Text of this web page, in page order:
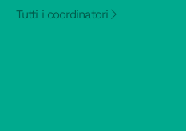
Tutti i coordinatori